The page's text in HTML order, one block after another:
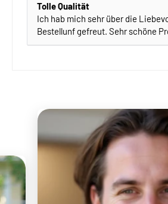
Tolle Qualität
Ich hab mich sehr über die
Bestellunf gefreut. Sehr schöne